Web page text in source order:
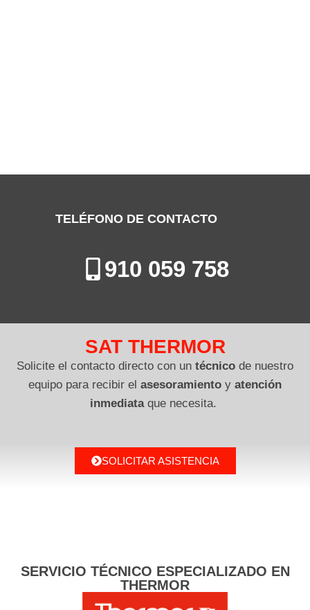
TELÉFONO DE CONTACTO
910 059 758
SAT THERMOR
Solicite el contacto directo con un técnico de nuestro
equipo para recibir el asesoramiento y atención
inmediataque necesita.
SOLICITAR ASISTENCIA
SERVICIO TÉCNICO ESPECIALIZADO EN
THERMOR